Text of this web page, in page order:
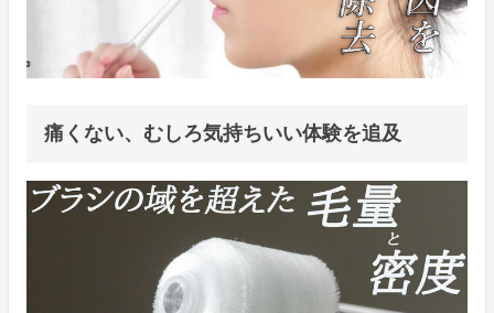
痛くない、むしろ気持ちいい体験を追及